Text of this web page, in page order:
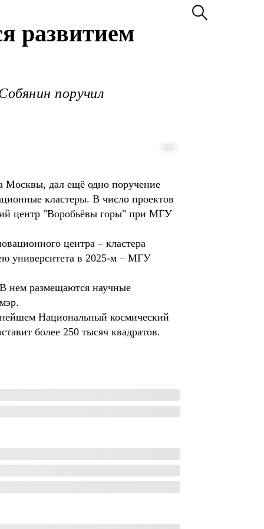
развитием
поручил
Москвы, дал ещё одно поручение
кластеры. В число проектов
центр "Воробьёвы горы" при МГУ
центра – кластера
университета в 2025-м – МГУ
нем размещаются научные
Национальный космический
более 250 тысяч квадратов.